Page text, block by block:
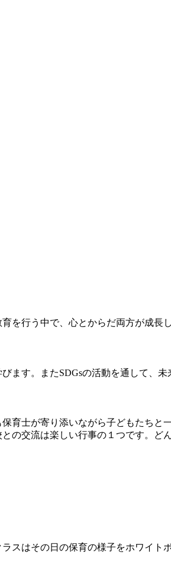
を行う中で、心とからだ両方が成長
ます。またSDGsの活動を通して、
育士が寄り添いながら子どもたち
の交流は楽しい行事の１つです。ど
スはその日の保育の様子をホワイ